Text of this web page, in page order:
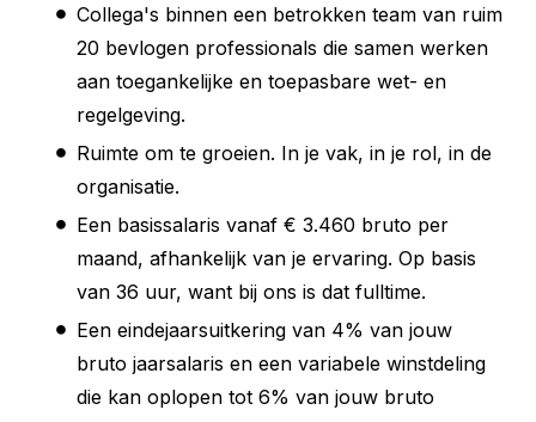
Collega's binnen een betrokken team van ruim
20 bevlogen professionals die samen werken
aan toegankelijke en toepasbare wet- en
regelgeving.
Ruimte om te groeien. In je vak, in je rol, in de
organisatie.
Een basissalaris vanaf € 3.460 bruto per
maand, afhankelijk van je ervaring. Op basis
van 36 uur, want bij ons is dat fulltime.
Een eindejaarsuitkering van 4% van jouw
bruto jaarsalaris en een variabele winstdeling
die kan oplopen tot 6% van jouw bruto